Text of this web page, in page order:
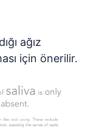
ağız
için önerilir.